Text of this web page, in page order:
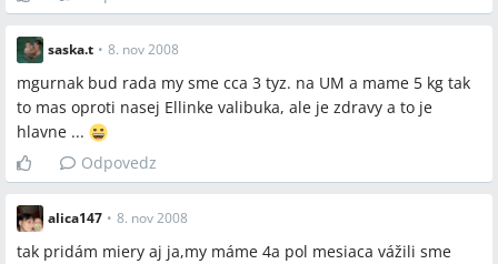
saska.t • 8. nov 2008
mgurnak bud rada my sme cca 3 tyz. na UM a mame 5 kg tak
to mas oproti nasej Ellinke valibuka, ale je zdravy a to je
hlavne ...
Odpovedz
alica147 • 8. nov 2008
tak pridám miery aj ja,my máme 4a pol mesiaca vážili sme